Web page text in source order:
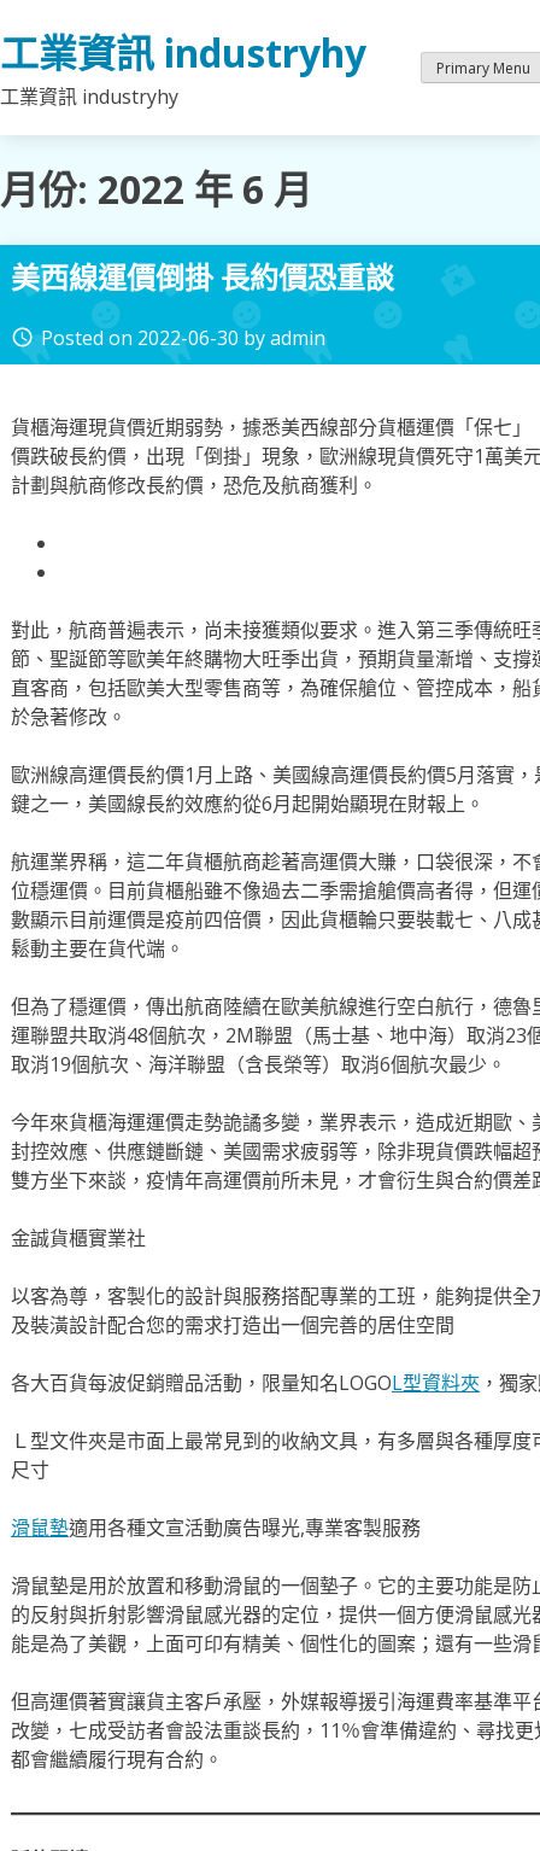
to
content
工業資訊 industryhy
工業資訊 industryhy
Primary Menu
月份: 2022 年 6 月
美西線運價倒掛 長約價恐重談
access_time Posted on 2022-06-30 byadmin
貨櫃海運現貨價近期弱勢，據悉美西線部分貨櫃運價「保七
價跌破長約價，出現「倒掛」現象，歐洲線現貨價死守1萬美
計劃與航商修改長約價，恐危及航商獲利。
對此，航商普遍表示，尚未接獲類似要求。進入第三季傳統
節、聖誕節等歐美年終購物大旺季出貨，預期貨量漸增、支
直客商，包括歐美大型零售商等，為確保艙位、管控成本，
於急著修改。
歐洲線高運價長約價1月上路、美國線高運價長約價5月落實
鍵之一，美國線長約效應約從6月起開始顯現在財報上。
航運業界稱，這二年貨櫃航商趁著高運價大賺，口袋很深，
位穩運價。目前貨櫃船雖不像過去二季需搶艙價高者得，但
數顯示目前運價是疫前四倍價，因此貨櫃輪只要裝載七、八
鬆動主要在貨代端。
但為了穩運價，傳出航商陸續在歐美航線進行空白航行，德
運聯盟共取消48個航次，2M聯盟（馬士基、地中海）取消23
取消19個航次、海洋聯盟（含長榮等）取消6個航次最少。
今年來貨櫃海運運價走勢詭譎多變，業界表示，造成近期歐
封控效應、供應鏈斷鏈、美國需求疲弱等，除非現貨價跌幅
雙方坐下來談，疫情年高運價前所未見，才會衍生與合約價差
金誠貨櫃實業社
以客為尊，客製化的設計與服務搭配專業的工班，能夠提供全
及裝潢設計配合您的需求打造出一個完善的居住空間
各大百貨每波促銷贈品活動，限量知名LOGOL型資料夾，獨
Ｌ型文件夾是市面上最常見到的收納文具，有多層與各種厚
尺寸
滑鼠墊適用各種文宣活動廣告曝光,專業客製服務
滑鼠墊是用於放置和移動滑鼠的一個墊子。它的主要功能是
的反射與折射影響滑鼠感光器的定位，提供一個方便滑鼠感
能是為了美觀，上面可印有精美、個性化的圖案；還有一些
但高運價著實讓貨主客戶承壓，外媒報導援引海運費率基準
改變，七成受訪者會設法重談長約，11％會準備違約、尋找
都會繼續履行現有合約。